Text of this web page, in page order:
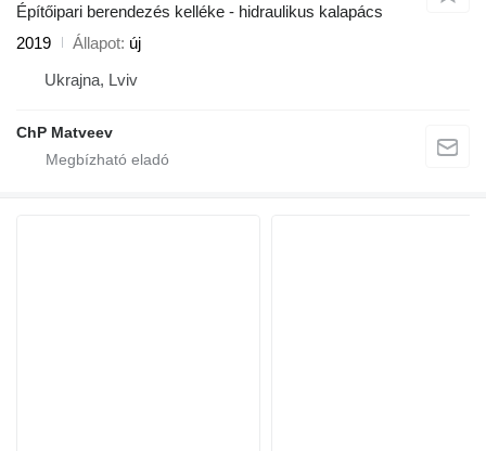
Építőipari berendezés kelléke - hidraulikus kalapács
2019
Állapot új
Ukrajna, Lviv
ChP Matveev